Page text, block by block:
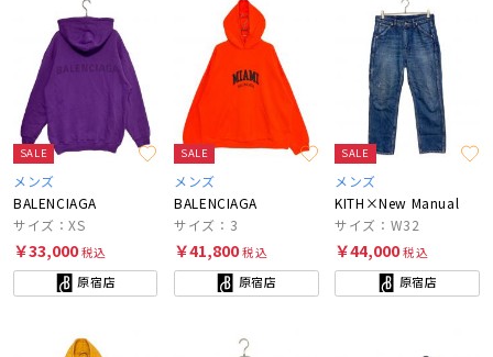
SALE
メンズ
BALENCIAGA
サイズ：XS
￥33,000税込
原宿店
SALE
メンズ
BALENCIAGA
サイズ：3
￥41,800税込
原宿店
SALE
メンズ
KITH×New Manual
サイズ：W32
￥44,000税込
原宿店